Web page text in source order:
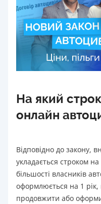
На який
онлайн
Відповідно до закону,
укладається строком
більшості власників
оформлюється на 1 рік,
продовжити або